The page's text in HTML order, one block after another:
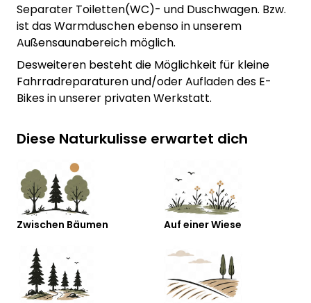
Separater Toiletten(WC)- und Duschwagen. Bzw.
ist das Warmduschen ebenso in unserem
Außensaunabereich möglich.
Desweiteren besteht die Möglichkeit für kleine
Fahrradreparaturen und/oder Aufladen des E-
Bikes in unserer privaten Werkstatt.
Diese Naturkulisse erwartet dich
Zwischen Bäumen Auf einer Wiese